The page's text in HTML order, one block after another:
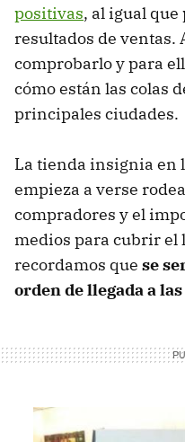
positivas, al igual que
resultados de ventas.
comprobarlo y para
cómo están las colas
principales ciudades.
La tienda insignia en
empieza a verse
compradores y el
medios para cubrir el
recordamos que se
orden de llegada a